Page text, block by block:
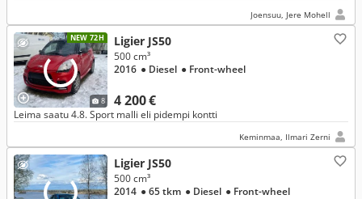
Joensuu, Jere Mohell
NEW 72H
8
Ligier JS50
4 200 €
500 cm³
2016 ● Diesel ● Front-wheel
Leima saatu 4.8. Sport malli eli pidempi kontti
Keminmaa, Ilmari Zerni
Ligier JS50
500 cm³
2014 ● 65 tkm ● Diesel ● Front-wheel